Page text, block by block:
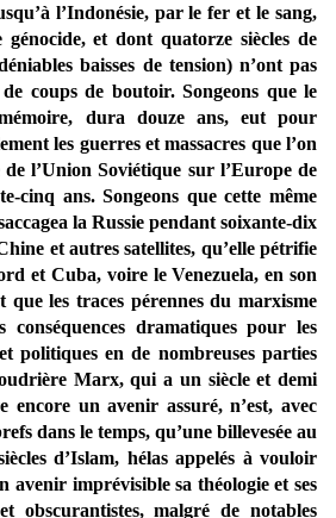
l’Indonésie, par le fer et le sang,
et dont quatorze siècles de
baisses de tension) n’ont pas
coups de boutoir. Songeons que le
dura douze ans, eut pour
les guerres et massacres que l’on
l’Union Soviétique sur l’Europe de
cinq ans. Songeons que cette même
la Russie pendant soixante-dix
et autres satellites, qu’elle pétrifie
et Cuba, voire le Venezuela, en son
que les traces pérennes du marxisme
conséquences dramatiques pour les
politiques en de nombreuses parties
Marx, qui a un siècle et demi
encore un avenir assuré, n’est, avec
dans le temps, qu’une billevesée au
d’Islam, hélas appelés à vouloir
avenir imprévisible sa théologie et ses
obscurantistes, malgré de notables